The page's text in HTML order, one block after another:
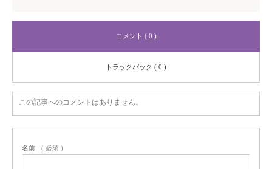
コメント ( 0 )
トラックバック ( 0 )
この記事へのコメントはありません。
名前 ( 必須 )